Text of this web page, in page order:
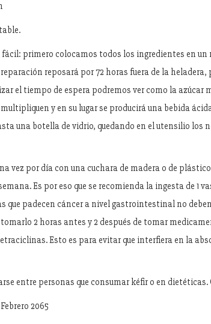
primero colocamos todos los ingredientes en un
reposará por 72 horas fuera de la
el tiempo de espera podremos ver como la azúcar
y en su lugar se producirá una bebida
una botella de vidrio, quedando en el utensilio los
vez por día con una cuchara de madera o de
Es por eso que se recomienda la ingesta de 1
que padecen cáncer a nivel gastrointestinal no
2 horas antes y 2 después de tomar
Esto es para evitar que interfiera en la
entre personas que consumar kéfir o en dietéticas.
2065